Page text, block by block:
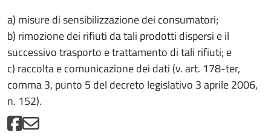
a) misure di sensibilizzazione dei consumatori;
b) rimozione dei rifiuti da tali prodotti dispersi e il
successivo trasporto e trattamento di tali rifiuti; e
c) raccolta e comunicazione dei dati (v. art. 178-ter,
comma 3, punto 5 del decreto legislativo 3 aprile 2006,
n. 152).